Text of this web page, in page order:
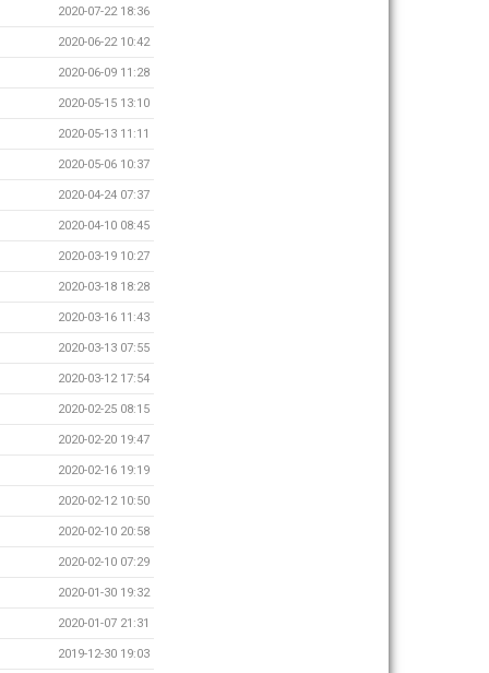
2020-07-22 18:36
2020-06-22 10:42
2020-06-09 11:28
2020-05-15 13:10
2020-05-13 11:11
2020-05-06 10:37
2020-04-24 07:37
2020-04-10 08:45
2020-03-19 10:27
2020-03-18 18:28
2020-03-16 11:43
2020-03-13 07:55
2020-03-12 17:54
2020-02-25 08:15
2020-02-20 19:47
2020-02-16 19:19
2020-02-12 10:50
2020-02-10 20:58
2020-02-10 07:29
2020-01-30 19:32
2020-01-07 21:31
2019-12-30 19:03